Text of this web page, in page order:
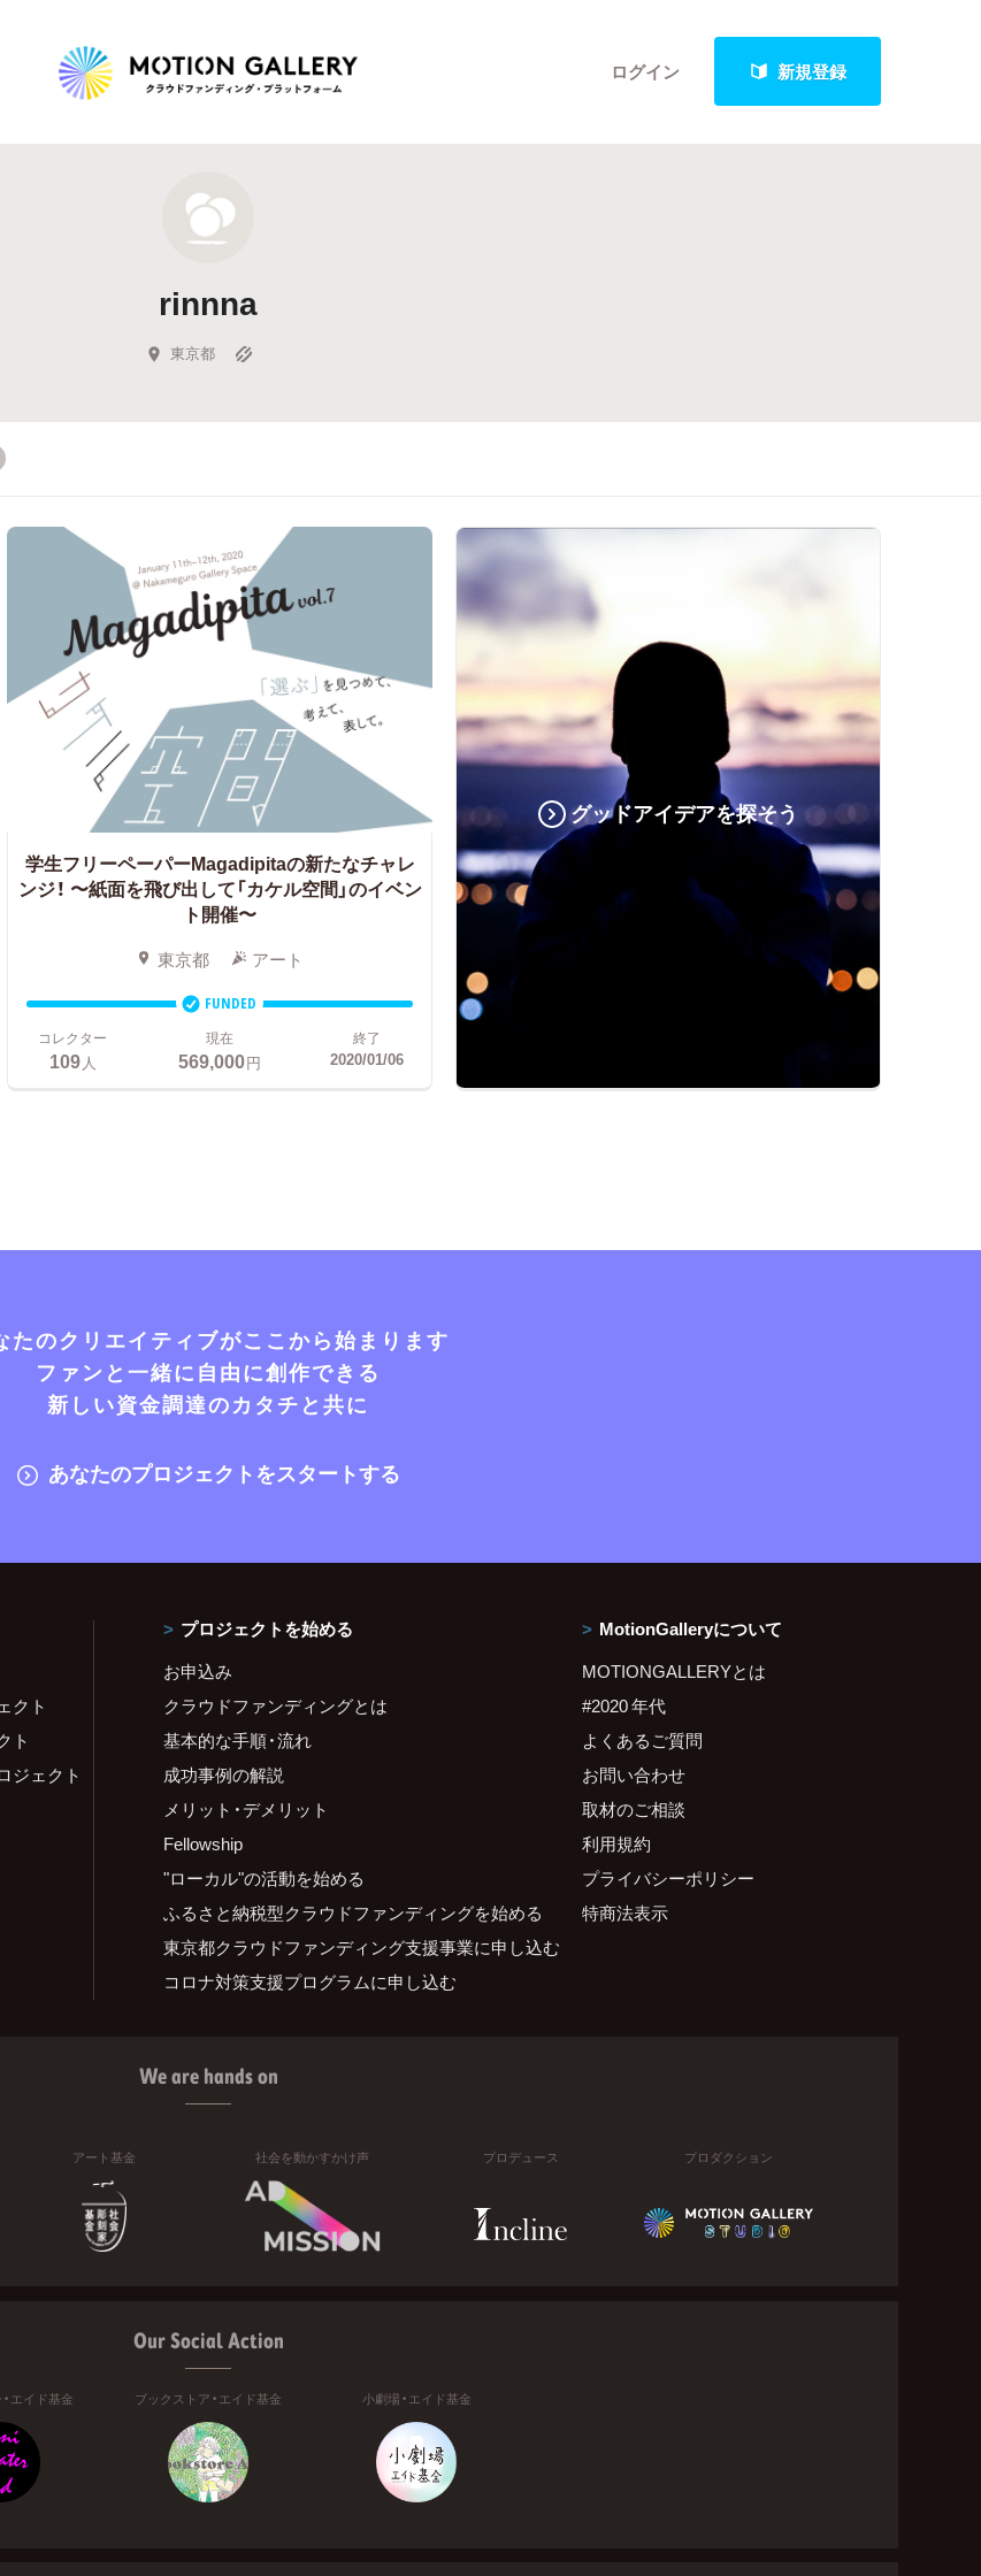
ログイン 新規登録
新着プロジェクト
Feature
キュレーターから探す
rinnna
東京都
学生フリーペーパーMagadipitaの新たなチャレ
ンジ！ 〜紙面を飛び出して「カケル空間」のイベン
ト開催〜
東京都 アート
FUNDED
コレクター
109人
現在
569,000円
終了
2020/01/06
グッドアイデアを探そう
たのクリエイティブがここから始まります
ファンと一緒に自由に創作できる
新しい資金調達のカタチと共に
あなたのプロジェクトをスタートする
クト
ト
ジェクト
プロジェクトを始める
お申込み
クラウドファンディングとは
基本的な手順・流れ
成功事例の解説
メリット・デメリット
Fellowship
"ローカル"の活動を始める
ふるさと納税型クラウドファンディングを始める
東京都クラウドファンディング支援事業に申し込む
コロナ対策支援プログラムに申し込む
MotionGalleryについて
MOTIONGALLERYとは
#2020 年代
よくあるご質問
お問い合わせ
取材のご相談
利用規約
プライバシーポリシー
特商法表示
We are hands on
アート基金 社会を動かすかけ声 プロデュース プロダクション
Our Social Action
エイド基金 ブックストア・エイド基金 小劇場・エイド基金